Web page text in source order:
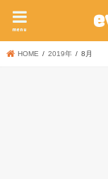
menu
HOME 2019年 8月